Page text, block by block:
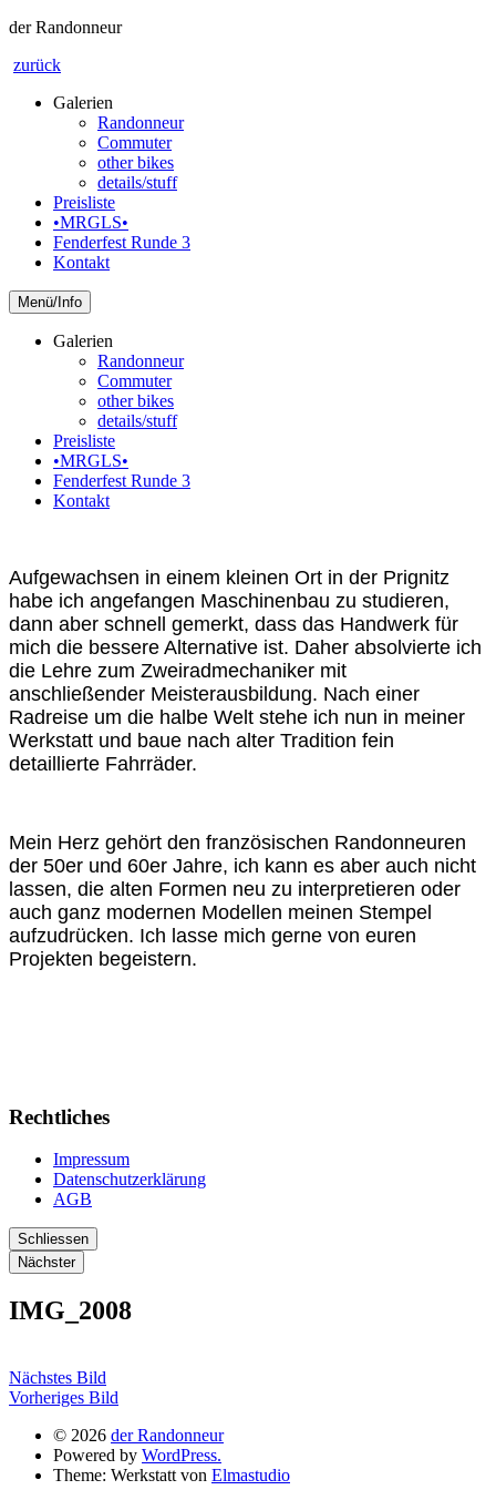
der Randonneur
zurück
Galerien
Randonneur
Commuter
other bikes
details/stuff
Preisliste
•MRGLS•
Fenderfest Runde 3
Kontakt
Info
Galerien
Randonneur
Commuter
other bikes
details/stuff
Preisliste
•MRGLS•
Fenderfest Runde 3
Kontakt
Aufgewachsen in einem kleinen Ort in der Prignitz
habe ich angefangen Maschinenbau zu studieren,
dann aber schnell gemerkt, dass das Handwerk für
mich die bessere Alternative ist. Daher absolvierte ich
die Lehre zum Zweiradmechaniker mit
anschließender Meisterausbildung. Nach einer
Radreise um die halbe Welt stehe ich nun in meiner
Werkstatt und baue nach alter Tradition fein
detaillierte Fahrräder.
Mein Herz gehört den französischen Randonneuren
der 50er und 60er Jahre, ich kann es aber auch nicht
lassen, die alten Formen neu zu interpretieren oder
auch ganz modernen Modellen meinen Stempel
aufzudrücken. Ich lasse mich gerne von euren
Projekten begeistern.
Rechtliches
Impressum
Datenschutzerklärung
AGB
Schliessen
Nächster
IMG_2008
Nächstes Bild
Vorheriges Bild
© 2026 der Randonneur
Powered by WordPress.
Theme: Werkstatt von Elmastudio